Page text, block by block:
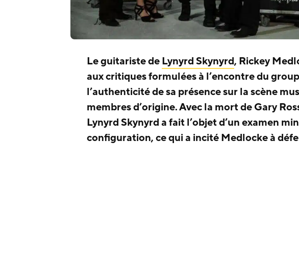
Le guitariste deLynyrd Skynyrd, Rickey
aux critiques formulées à l’encontre du
l’authenticité de sa présence sur la scène
membres d’origine. Avec la mort de Gary
Lynyrd Skynyrd a fait l’objet d’un examen
configuration, ce qui a incité Medlocke à